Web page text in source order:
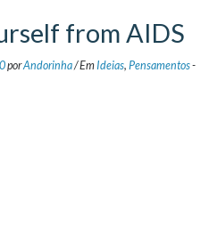
from AIDS
porAndorinha/Em Ideias, Pensamentos-